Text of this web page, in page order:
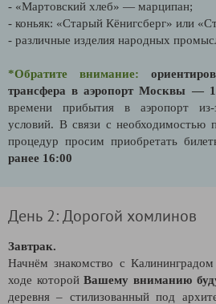
- «Мартовский хлеб» — марципан;
- коньяк: «Старый Кёнигсберг» или
- различные изделия народных
*Обратите внимание:
трансфера в аэропорт Москвы —
времени прибытия в аэропорт из-
условий. В связи с необходимостью
процедур просим приобретать
ранее 16:00
День 2: Дорогой хомлинов
Завтрак.
Начнём знакомство с
ходе которойВашему вниманию
деревня – стилизованный под